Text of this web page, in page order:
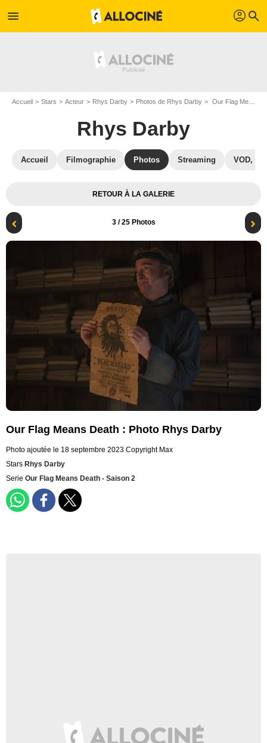
menu profil search
Accueil Stars Acteur Rhys Darby Photos de Rhys Darby Our Flag Means Death : Photo Rhys Darby
Rhys Darby
Accueil Filmographie Photos Streaming VOD,
RETOUR À LA GALERIE
3/ 25 Photos
Our Flag Means Death : Photo Rhys Darby
Photo ajoutée le 18 septembre 2023 Copyright Max
Stars Rhys Darby
Serie Our Flag Means Death - Saison 2